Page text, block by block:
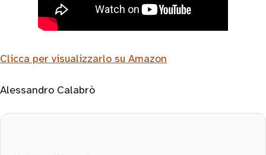
Clicca per visualizzarlo su Amazon
Alessandro Calabrò